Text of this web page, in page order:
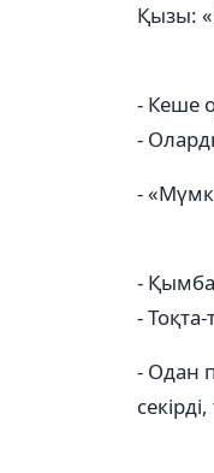
Қызы:
- Кеше
-
-
-
-
- Одан